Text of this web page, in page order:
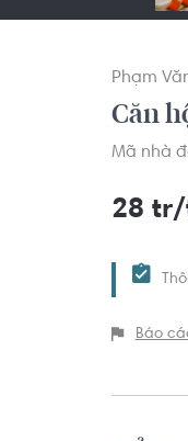
Phạm
Căn
Mã nhà
28
Báo